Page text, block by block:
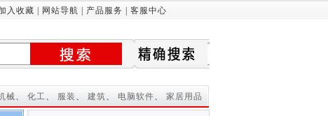
入收藏 网站导航 产品服务 客服中心
械、 化工、 服装 、 建筑、 电脑软件、 家居用品